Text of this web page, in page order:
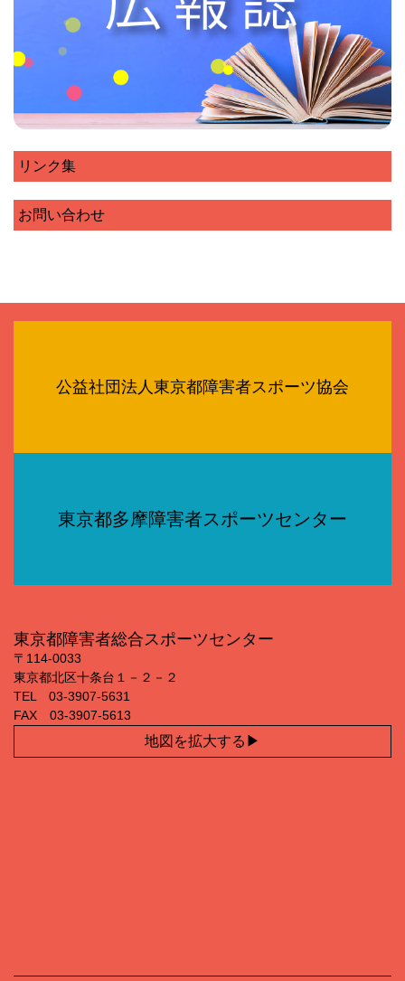
リンク集
お問い合わせ
公益社団法人東京都障害者スポーツ協会
東京都多摩障害者スポーツセンター
東京都障害者総合スポーツセンター
〒114‐0033
東京都北区十条台１－２－２
TEL 03‐3907‐5631
FAX 03‐3907‐5613
地図を拡大する